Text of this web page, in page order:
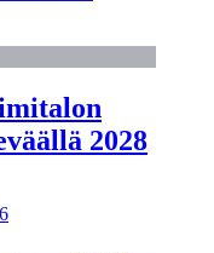
2028